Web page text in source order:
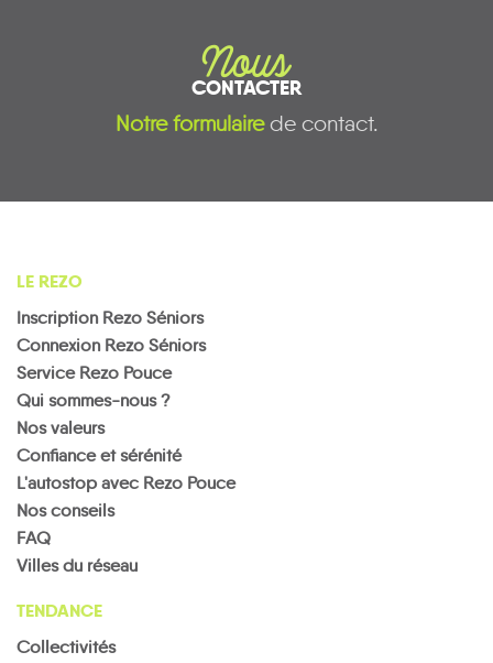
Nous
CONTACTER
Notre formulairede contact.
LE REZO
Inscription Rezo Séniors
Connexion Rezo Séniors
Service Rezo Pouce
Qui sommes-nous ?
Nos valeurs
Confiance et sérénité
L'autostop avec Rezo Pouce
Nos conseils
FAQ
Villes du réseau
TENDANCE
Collectivités